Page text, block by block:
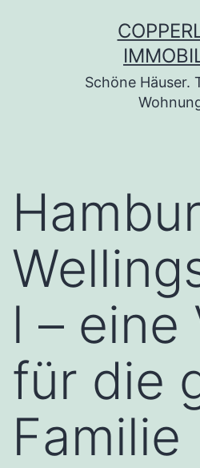
Schöne Häuser.
l – eine
für die
Familie